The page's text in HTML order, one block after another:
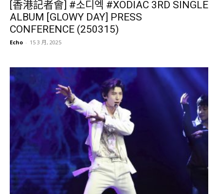
[香港記者會] #소디엑 #XODIAC 3RD SINGLE
ALBUM [GLOWY DAY] PRESS
CONFERENCE (250315)
Echo - 15 3 月, 2025